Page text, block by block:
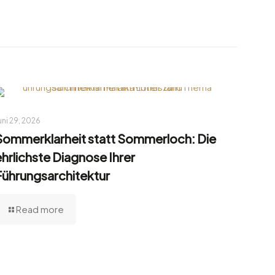
29, 2026
statt Sommerloch: Die
Diagnose Ihrer
Read more